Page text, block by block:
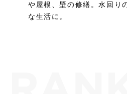
や屋根、壁の修繕。水回り
な生活に。